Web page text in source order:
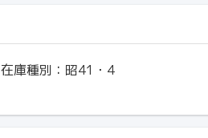
在庫種別： 昭41・4